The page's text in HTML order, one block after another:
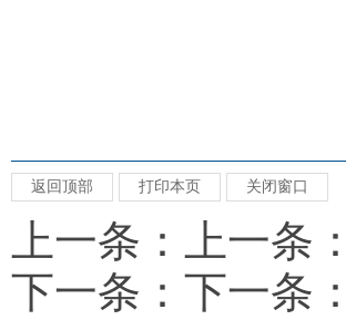
返回顶部 打印本页 关闭窗口
上一条：上一条：
下一条：下一条：